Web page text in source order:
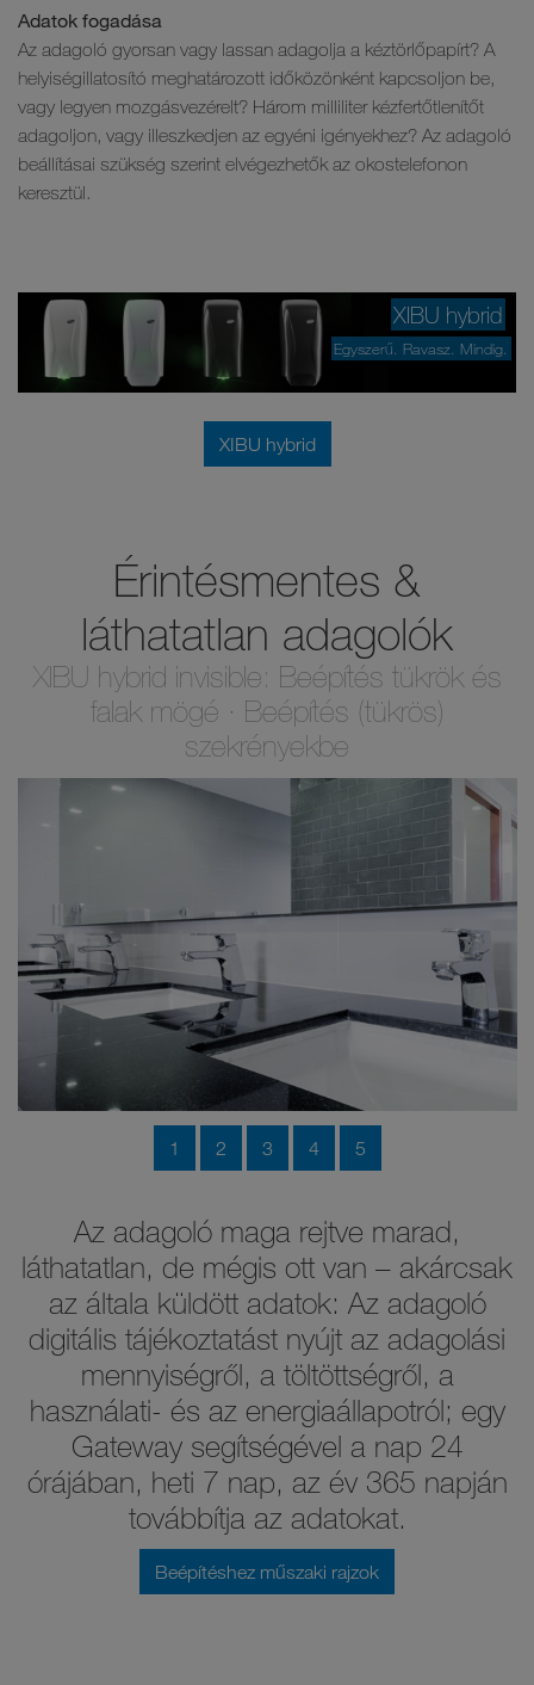
Adatok fogadása
Az adagoló gyorsan vagy lassan adagolja a kéztörlőpapírt? A
helyiségillatosító meghatározott időközönként kapcsoljon be,
vagy legyen mozgásvezérelt? Három milliliter kézfertőtlenítőt
adagoljon, vagy illeszkedjen az egyéni igényekhez? Az adagoló
beállításai szükség szerint elvégezhetők az okostelefonon
keresztül.
XIBU hybrid
Egyszerű. Ravasz. Mindig.
XIBU hybrid
Érintésmentes &
láthatatlan adagolók
XIBU hybrid invisible: Beépítés tükrök és
falak mögé ∙ Beépítés (tükrös)
szekrényekbe
1 2 3 4 5
Az adagoló maga rejtve marad,
láthatatlan, de mégis ott van – akárcsak
az általa küldött adatok: Az adagoló
digitális tájékoztatást nyújt az adagolási
mennyiségről, a töltöttségről, a
használati- és az energiaállapotról; egy
Gateway segítségével a nap 24
órájában, heti 7 nap, az év 365 napján
továbbítja az adatokat.
Beépítéshez műszaki rajzok